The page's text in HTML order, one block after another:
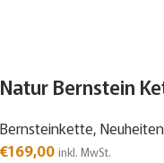
Natur Bernstein
Bernsteinkette, Neuheiten
€169,00 inkl. MwSt.